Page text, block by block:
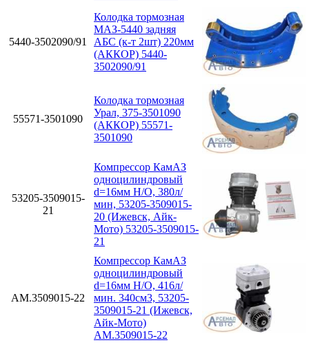
5440-3502090/91
Колодка тормозная
МАЗ-5440 задняя
АБС (к-т 2шт) 220мм
(АККОР) 5440-
3502090/91
55571-3501090
Колодка тормозная
Урал, 375-3501090
(АККОР) 55571-
3501090
53205-3509015-
21
Компрессор КамАЗ
одноцилиндровый
d=16мм Н/О, 380л/
мин, 53205-3509015-
20 (Ижевск, Айк-
Мото) 53205-3509015-
21
АМ.3509015-22
Компрессор КамАЗ
одноцилиндровый
d=16мм Н/О, 416л/
мин. 340см3, 53205-
3509015-21 (Ижевск,
Айк-Мото)
АМ.3509015-22